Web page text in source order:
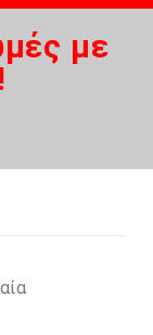
με